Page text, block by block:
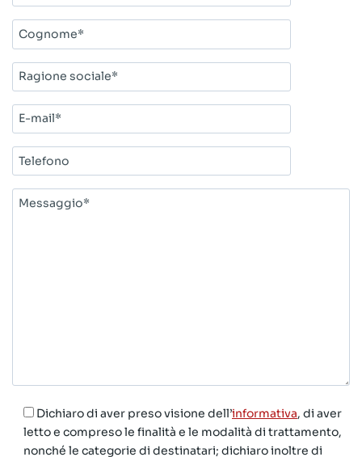
Cognome*
Ragione
sociale*
E-
mail*
Telefono
Messaggio*
Dichiaro di aver preso visione dell’informativa, di aver
letto e compreso le finalità e le modalità di trattamento,
nonché le categorie di destinatari; dichiaro inoltre di